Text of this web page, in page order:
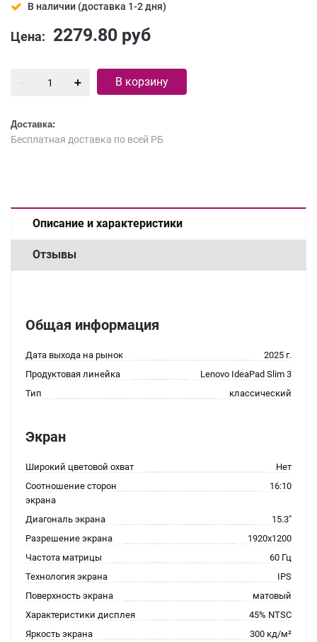
В наличии (доставка 1-2 дня)
Цена: 2279.80 руб
В корзину
Доставка:
Бесплатная доставка по всей РБ
Описание и характеристики
Отзывы
Общая информация
Дата выхода на рынок
2025 г.
Продуктовая линейка
Lenovo IdeaPad Slim 3
Тип
классический
Экран
Широкий цветовой охват
Нет
Соотношение сторон
экрана
16:10
Диагональ экрана
15.3"
Разрешение экрана
1920x1200
Частота матрицы
60 Гц
Технология экрана
IPS
Поверхность экрана
матовый
Характеристики дисплея
45% NTSC
Яркость экрана
300 кд/м²